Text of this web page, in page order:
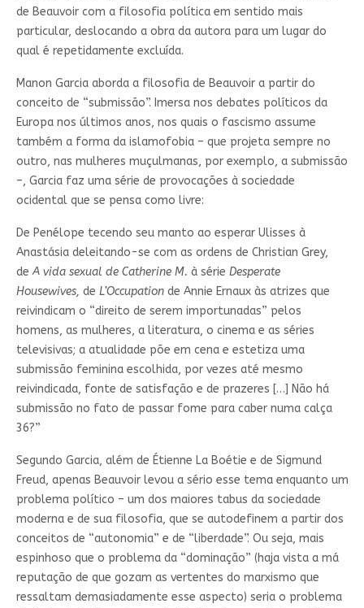
de Beauvoir com a filosofia política em sentido mais
particular, deslocando a obra da autora para um lugar do
qual é repetidamente excluída.
Manon Garcia aborda a filosofia de Beauvoir a partir do
conceito de “submissão”. Imersa nos debates políticos da
Europa nos últimos anos, nos quais o fascismo assume
também a forma da islamofobia – que projeta sempre no
outro, nas mulheres muçulmanas, por exemplo, a submissão
–, Garcia faz uma série de provocações à sociedade
ocidental que se pensa como livre:
De Penélope tecendo seu manto ao esperar Ulisses à
Anastásia deleitando-se com as ordens de Christian Grey,
deA vida sexual de Catherine M. à série Desperate
Housewives, de L’Occupation de Annie Ernaux às atrizes que
reivindicam o “direito de serem importunadas” pelos
homens, as mulheres, a literatura, o cinema e as séries
televisivas; a atualidade põe em cena e estetiza uma
submissão feminina escolhida, por vezes até mesmo
reivindicada, fonte de satisfação e de prazeres […] Não há
submissão no fato de passar fome para caber numa calça
36?”
Segundo Garcia, além de Étienne La Boétie e de Sigmund
Freud, apenas Beauvoir levou a sério esse tema enquanto um
problema político – um dos maiores tabus da sociedade
moderna e de sua filosofia, que se autodefinem a partir dos
conceitos de “autonomia” e de “liberdade”. Ou seja, mais
espinhoso que o problema da “dominação” (haja vista a má
reputação de que gozam as vertentes do marxismo que
ressaltam demasiadamente esse aspecto) seria o problema